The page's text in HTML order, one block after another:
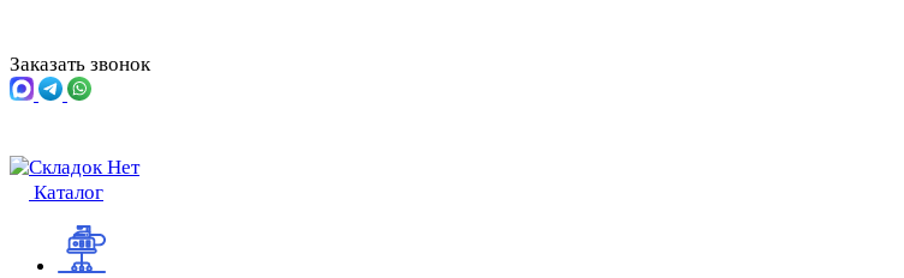
Заказать звонок
Каталог